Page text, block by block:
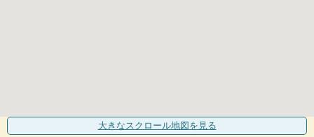
大きなスクロール地図 を見る